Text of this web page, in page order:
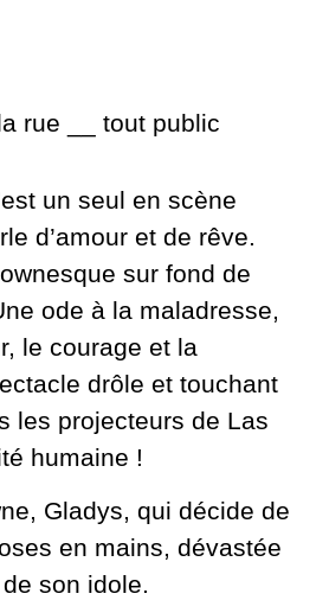
rue __ tout public
un seul en scène
d’amour et de rêve.
sur fond de
ode à la maladresse,
le courage et la
drôle et touchant
les projecteurs de Las
humaine !
Gladys, qui décide de
en mains, dévastée
son idole.